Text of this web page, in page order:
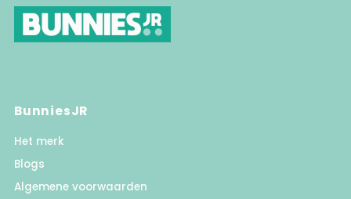
BunniesJR
Het merk
Blogs
Algemene voorwaarden